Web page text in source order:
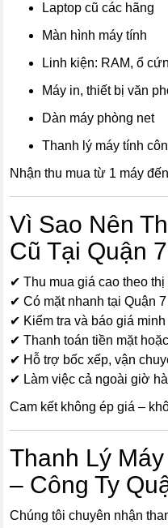
Laptop cũ các hãng
Màn hình máy tính
Linh kiện: RAM, ổ
Máy in, thiết bị văn
Dàn máy phòng net
Thanh lý máy tính
Nhận thu mua từ 1 máy
Vì Sao Nên
Cũ Tại Quận
✔ Thu mua giá cao theo
✔ Có mặt nhanh tại Quận
✔ Kiểm tra và báo giá minh
✔ Thanh toán tiền mặt
✔ Hỗ trợ bốc xếp, vận
✔ Làm việc cả ngoài giờ
Cam kết không ép giá –
Thanh Lý
– Công Ty
Chúng tôi chuyên nhận